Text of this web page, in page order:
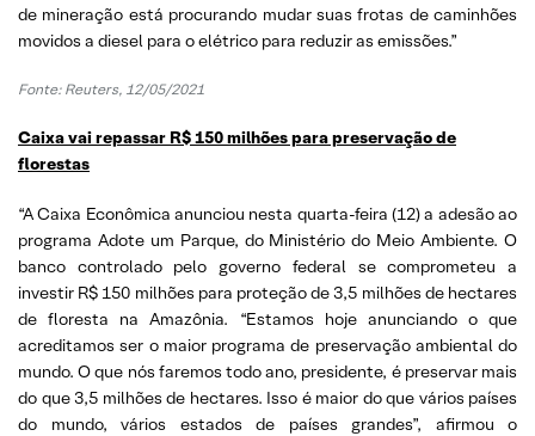
de mineração está procurando mudar suas frotas de caminhões
movidos a diesel para o elétrico para reduzir as emissões.”
Fonte: Reuters, 12/05/2021
Caixa vai repassar R$ 150 milhões para preservação de
florestas
“A Caixa Econômica anunciou nesta quarta-feira (12) a adesão ao
programa Adote um Parque, do Ministério do Meio Ambiente. O
banco controlado pelo governo federal se comprometeu a
investir R$ 150 milhões para proteção de 3,5 milhões de hectares
de floresta na Amazônia. “Estamos hoje anunciando o que
acreditamos ser o maior programa de preservação ambiental do
mundo. O que nós faremos todo ano, presidente, é preservar mais
do que 3,5 milhões de hectares. Isso é maior do que vários países
do mundo, vários estados de países grandes”, afirmou o